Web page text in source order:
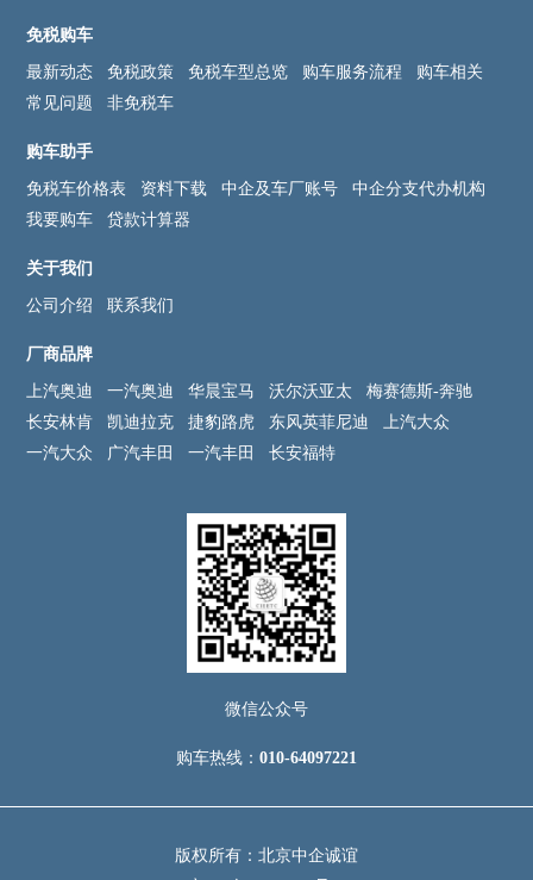
免税购车
最新动态 免税政策 免税车型总览 购车服务流程
购车相关
常见问题
非免税车
购车助手
免税车价格表 资料下载 中企及车厂账号
中企分支代办机构
我要购车
贷款计算器
关于我们
公司介绍 联系我们
厂商品牌
上汽奥迪 一汽奥迪 华晨宝马 沃尔沃亚太
梅赛德斯-奔驰
长安林肯
凯迪拉克 捷豹路虎 东风英菲尼迪
上汽大众
一汽大众
广汽丰田 一汽丰田 长安福特
微信公众号
购车热线： 010-64097221
版权所有：北京中企诚谊